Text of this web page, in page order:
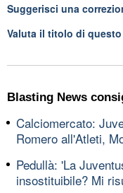
Suggerisci una
Valuta il titolo di
Blasting News
Calciomercato:
Romero all'Atleti,
Pedullà: 'La
insostituibile? Mi